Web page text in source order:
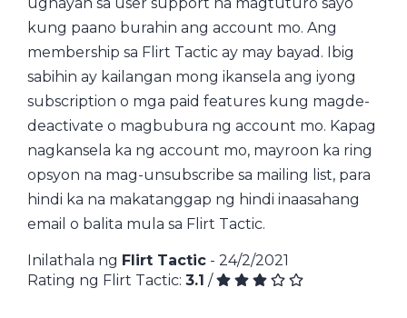
kung paano burahin ang account mo. Ang
membership sa Flirt Tactic ay may bayad. Ibig
sabihin ay kailangan mong ikansela ang iyong
subscription o mga paid features kung magde-
deactivate o magbubura ng account mo. Kapag
nagkansela ka ng account mo, mayroon ka ring
opsyon na mag-unsubscribe sa mailing list, para
hindi ka na makatanggap ng hindi inaasahang
email o balita mula sa Flirt Tactic.
Inilathala ng Flirt Tactic - 24/2/2021
Rating ng Flirt Tactic: 3.1 /